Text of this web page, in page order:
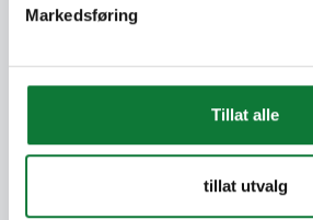
Markedsføring
Tillat alle
tillat utvalg